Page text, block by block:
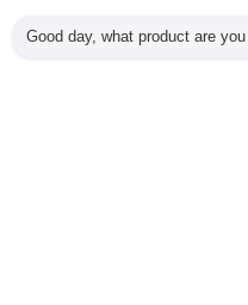
Όλα τα Προϊόντα
Good day, what product are